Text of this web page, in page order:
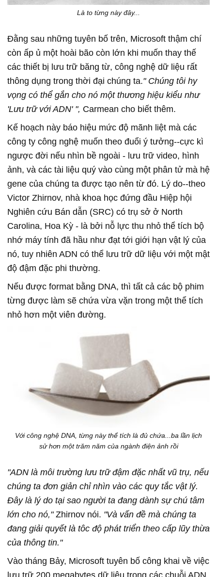
Là to từng này đây...
Đằng sau những tuyên bố trên, Microsoft thậm chí
còn ấp ủ một hoài bão còn lớn khi muốn thay thế
các thiết bị lưu trữ băng từ, công nghệ dữ liệu rất
thông dụng trong thời đại chúng ta." Chúng tôi hy
vọng có thể gắn cho nó một thương hiệu kiểu như
'Lưu trữ với ADN' ", Carmean cho biết thêm.
Kế hoạch này báo hiệu mức độ mãnh liệt mà các
công ty công nghệ muốn theo đuổi ý tưởng--cực kì
ngược đời nếu nhìn bề ngoài - lưu trữ video, hình
ảnh, và các tài liệu quý vào cùng một phân tử mà hệ
gene của chúng ta được tạo nên từ đó. Lý do--theo
Victor Zhirnov, nhà khoa học đứng đầu Hiệp hội
Nghiên cứu Bán dẫn (SRC) có trụ sở ở North
Carolina, Hoa Kỳ - là bởi nỗ lực thu nhỏ thể tích bộ
nhớ máy tính đã hầu như đạt tới giới hạn vật lý của
nó, tuy nhiên ADN có thể lưu trữ dữ liệu với một mật
độ đậm đặc phi thường.
Nếu được format bằng DNA, thì tất cả các bộ phim
từng được làm sẽ chứa vừa vặn trong một thể tích
nhỏ hơn một viên đường.
Với công nghệ DNA, từng này thể tích là đủ chứa...ba lần lịch
sử hơn một trăm năm của ngành điện ảnh rồi
"ADN là môi trường lưu trữ đậm đặc nhất vũ trụ, nếu
chúng ta đơn giản chỉ nhìn vào các quy tắc vật lý.
Đây là lý do tại sao người ta đang dành sự chú tâm
lớn cho nó,"Zhirnov nói. "Và vấn đề mà chúng ta
đang giải quyết là tôc độ phát triển theo cấp lũy thừa
của thông tin."
Vào tháng Bảy, Microsoft tuyên bố công khai về việc